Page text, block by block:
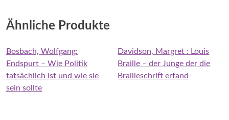
Ähnliche Produkte
Bosbach, Wolfgang:
Endspurt – Wie Politik
tatsächlich ist und wie sie
sein sollte
Davidson, Margret : Louis
Braille – der Junge der die
Brailleschrift erfand